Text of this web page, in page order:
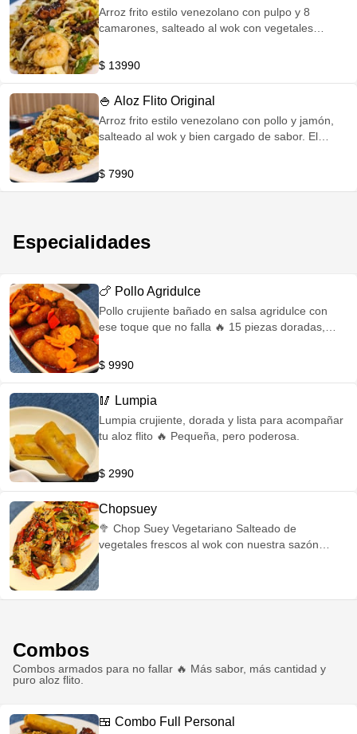
Arroz frito estilo venezolano con pulpo y 8
camarones, salteado al wok con vegetales
$ 13990
🍚 Aloz Flito Original
Arroz frito estilo venezolano con pollo y jamón,
salteado al wok y bien cargado de sabor. El
$ 7990
Especialidades
🍗 Pollo Agridulce
Pollo crujiente bañado en salsa agridulce con
ese toque que no falla 🔥 15 piezas doradas,
$ 9990
🥢 Lumpia
Lumpia crujiente, dorada y lista para acompañar
tu aloz flito 🔥 Pequeña, pero poderosa.
$ 2990
Chopsuey
🥦 Chop Suey Vegetariano Salteado de
vegetales frescos al wok con nuestra sazón
nuestra sazón. Más completo y contundente
Combos
Combos armados para no fallar 🔥 Más sabor, más cantidad y
puro aloz flito.
🍱 Combo Full Personal